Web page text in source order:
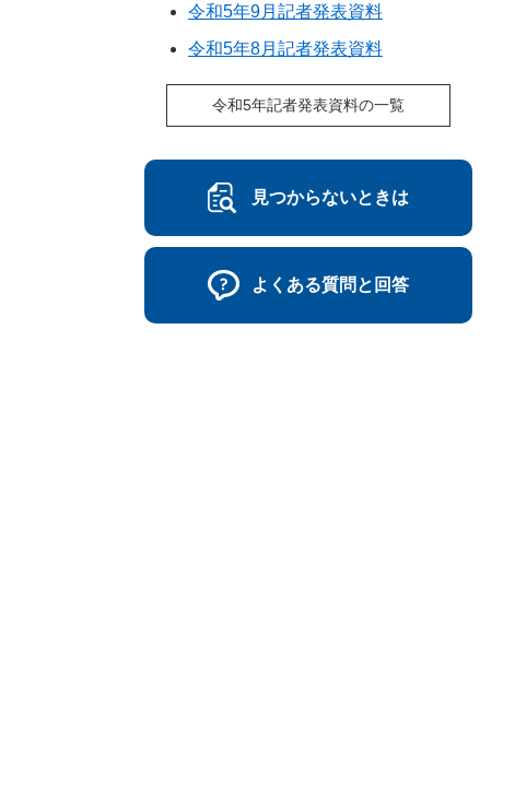
令和5年9月記者発表資料
令和5年8月記者発表資料
令和5年記者発表資料の一覧
見つからないときは
よくある質問と回答